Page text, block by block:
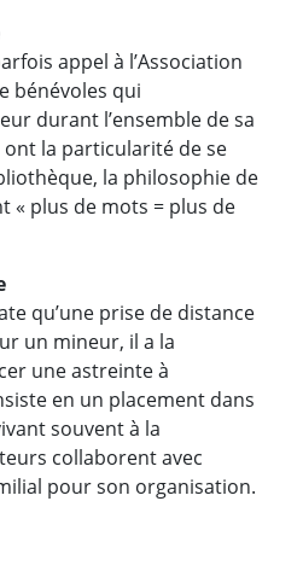
appel à l’Association
bénévoles qui
durant l’ensemble de sa
ont la particularité de se
la philosophie de
« plus de mots = plus de
qu’une prise de distance
un mineur, il a la
une astreinte à
en un placement dans
souvent à la
collaborent avec
pour son organisation.